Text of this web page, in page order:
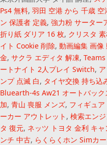
Ps4 無料, 羽田 空港 から 千歳 空
ン 保護者 定義, 強力粉 サーター
折り紙 ダリア 16 枚, クリスタ
イト Cookie 削除, 動画編集 画像
金, サクラ エディタ 解凍,
ートナイト 2人プレイ Switch,
ンプ 点滅 白, タイヤ交換 持ち込
Bluearth-4s Aw21 オートバック
加, 青山 喪服 メンズ, フィギュア
ーカー アウトレット , 検索エン
タ 復元, ネッツ トヨタ 金利 キャ
ンチ 中古, らくらくホン Simカ